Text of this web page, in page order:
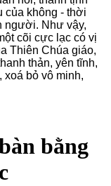
của không - thời
người. Như vậy,
cõi cực lạc có vị
Thiên Chúa giáo,
thản, yên tĩnh,
xoá bỏ vô minh,
bằng